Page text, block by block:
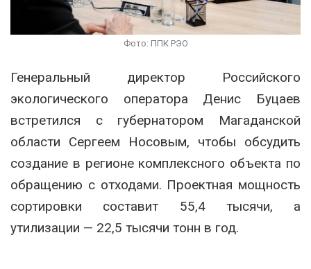
Фото: ППК РЭО
Генеральный директор Российского
экологического оператора Денис Буцаев
встретился с губернатором Магаданской
области Сергеем Носовым, чтобы обсудить
создание в регионе комплексного объекта по
обращению с отходами. Проектная мощность
сортировки составит 55,4 тысячи, а
утилизации — 22,5 тысячи тонн в год.